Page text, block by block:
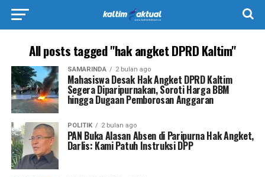
All posts tagged "hak angket DPRD Kaltim"
SAMARINDA 2 bulan ago
Mahasiswa Desak Hak Angket DPRD Kaltim
Segera Diparipurnakan, Soroti Harga BBM
hingga Dugaan Pemborosan Anggaran
POLITIK 2 bulan ago
PAN Buka Alasan Absen di Paripurna Hak Angket,
Darlis: Kami Patuh Instruksi DPP